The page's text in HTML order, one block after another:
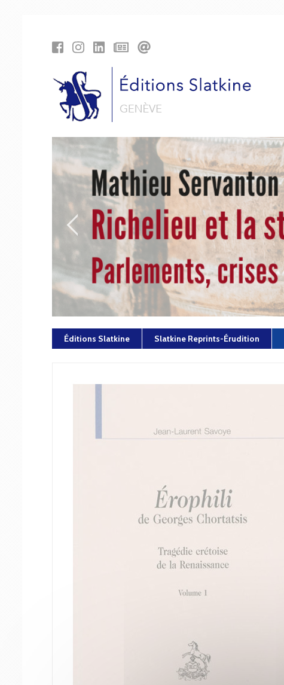
Éditions Slatkine Slatkine Reprints-Érudition